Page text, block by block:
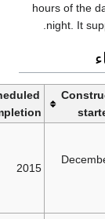
Comments
due to lack of